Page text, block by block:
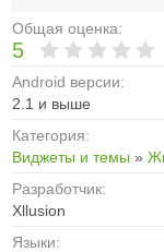
Общая оценка:
5
Android версии:
2.1 и выше
Категория:
Виджеты и темы »
Разработчик:
Xllusion
Языки: